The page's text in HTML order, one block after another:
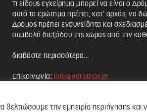
Τι είδους εγχείρημα μπορεί να είναι ο
αυτό το ερώτημα πρέπει, κατ’ αρχάς, να
Δρόμος πρέπει ενσυνείδητα και
συμβολή διεξόδου της χώρας από την
διαβάστε περισσότερα...
Επικοινωνία: info@edromos.gr
την εμπειρία περιήγησης και